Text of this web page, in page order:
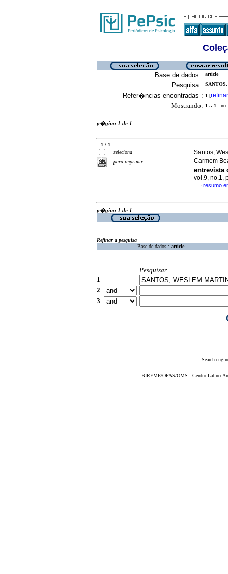
Base de dados : article
Pesquisa :
Refer�ncias encontradas : 1 [refinar
Mostrando: 1 .. 1 no
p�gina 1 de 1
1 / 1
seleciona
para imprimir
Santos,
Carmem
entrevista
vol.9, no.1,
· resumo
p�gina 1 de 1
Refinar a pesquisa
Base de dados : article
Pesquisar
1
2
3
Search
BIREME/OPAS/OMS - Centro Latino-